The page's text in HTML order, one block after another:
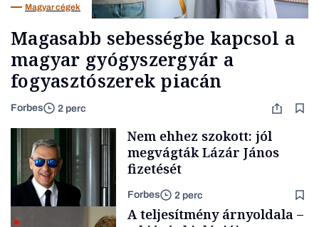
Magyar cégek
Magasabb sebességbe kapcsol a
magyar gyógyszergyár a
fogyasztószerek piacán
Forbes 2 perc
Nem ehhez szokott: jól
megvágták Lázár János
fizetését
Forbes 2 perc
A teljesítmény árnyoldala –